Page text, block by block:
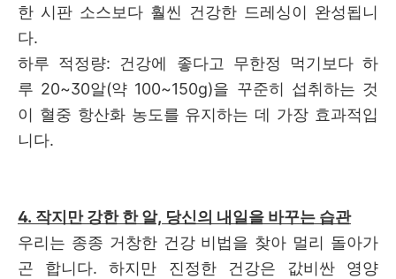
한 시판 소스보다 훨씬 건강한 드레싱이 완성됩니
다.
하루 적정량: 건강에 좋다고 무한정 먹기보다 하
루 20~30알(약 100~150g)을 꾸준히 섭취하는 것
이 혈중 항산화 농도를 유지하는 데 가장 효과적입
니다.
4. 작지만 강한 한 알, 당신의 내일을 바꾸는 습관
우리는 종종 거창한 건강 비법을 찾아 멀리 돌아가
곤 합니다. 하지만 진정한 건강은 값비싼 영양